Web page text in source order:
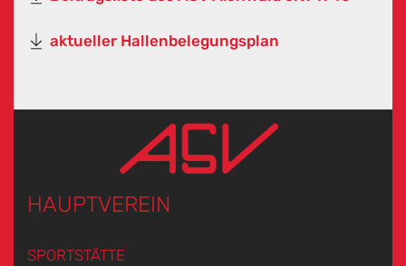
aktueller Hallenbelegungsplan
HAUPTVEREIN
SPORTSTÄTTE